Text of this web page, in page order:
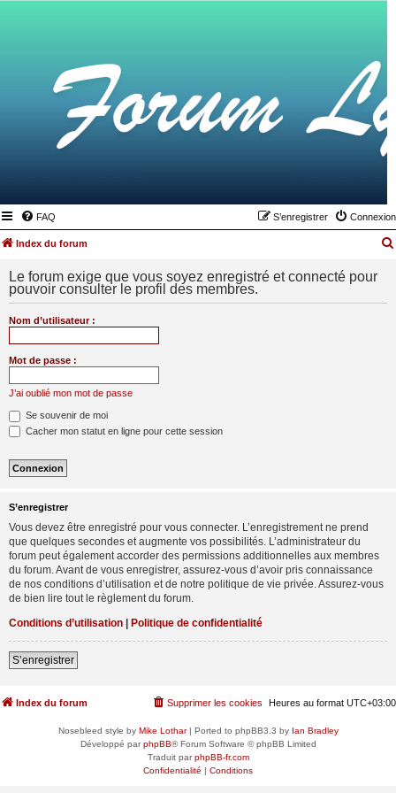
FAQ Connexion
S’enregistrer
Index du forum
Le forum exige que vous soyez enregistré et connecté pour
pouvoir consulter le profil des membres.
Nom d’utilisateur :
Mot de passe :
J’ai oublié mon mot de passe
Se souvenir de moi
Cacher mon statut en ligne pour cette session
S’enregistrer
Vous devez être enregistré pour vous connecter. L’enregistrement ne prend
que quelques secondes et augmente vos possibilités. L’administrateur du
forum peut également accorder des permissions additionnelles aux membres
du forum. Avant de vous enregistrer, assurez-vous d’avoir pris connaissance
de nos conditions d’utilisation et de notre politique de vie privée. Assurez-vous
de bien lire tout le règlement du forum.
Conditions d’utilisation | Politique de confidentialité
S’enregistrer
Index du forum Heures au format UTC+03:00
Supprimer les cookies
Nosebleed style by Mike Lothar| Ported to phpBB3.3 by Ian Bradley
Développé parphpBB® Forum Software © phpBB Limited
Traduit parphpBB-fr.com
Confidentialité | Conditions